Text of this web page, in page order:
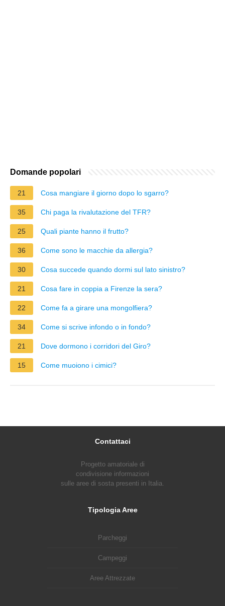
Domande popolari
21 Cosa mangiare il giorno dopo lo sgarro?
35 Chi paga la rivalutazione del TFR?
25 Quali piante hanno il frutto?
36 Come sono le macchie da allergia?
30 Cosa succede quando dormi sul lato sinistro?
21 Cosa fare in coppia a Firenze la sera?
22 Come fa a girare una mongolfiera?
34 Come si scrive infondo o in fondo?
21 Dove dormono i corridori del Giro?
15 Come muoiono i cimici?
Contattaci
Progetto amatoriale di
condivisione informazioni
sulle aree di sosta presenti in Italia.
Tipologia Aree
Parcheggi
Campeggi
Aree Attrezzate